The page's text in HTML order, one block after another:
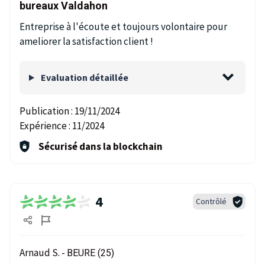
bureaux Valdahon
Entreprise à l'écoute et toujours volontaire pour
ameliorer la satisfaction client !
Evaluation détaillée
Publication : 19/11/2024
Expérience : 11/2024
Sécurisé dans la blockchain
4 Contrôlé
Arnaud S. - BEURE (25)